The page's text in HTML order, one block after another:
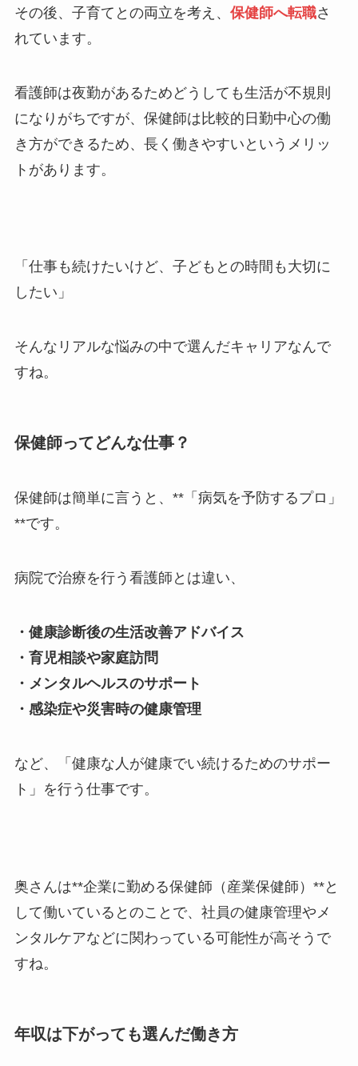
その後、子育てとの両立を考え、 保健師へ転職さ
れています。
看護師は夜勤があるためどうしても生活が不規則
になりがちですが、保健師は比較的日勤中心の働
き方ができるため、長く働きやすいというメリッ
トがあります。
「仕事も続けたいけど、子どもとの時間も大切に
したい」
そんなリアルな悩みの中で選んだキャリアなんで
すね。
保健師ってどんな仕事？
保健師は簡単に言うと、**「病気を予防するプロ」
**です。
病院で治療を行う看護師とは違い、
・健康診断後の生活改善アドバイス
・育児相談や家庭訪問
・メンタルヘルスのサポート
・感染症や災害時の健康管理
など、「健康な人が健康でい続けるためのサポー
ト」を行う仕事です。
奥さんは**企業に勤める保健師（産業保健師）**と
して働いているとのことで、社員の健康管理やメ
ンタルケアなどに関わっている可能性が高そうで
すね。
年収は下がっても選んだ働き方